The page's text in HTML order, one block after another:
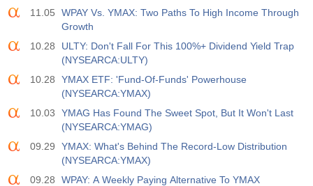
11.05
WPAY Vs. YMAX: Two Paths To High Income Through
Growth
10.28
ULTY: Don't Fall For This 100%+ Dividend Yield Trap
(NYSEARCA:ULTY)
10.28
YMAX ETF: 'Fund-Of-Funds' Powerhouse
(NYSEARCA:YMAX)
10.03
YMAG Has Found The Sweet Spot, But It Won't Last
(NYSEARCA:YMAG)
09.29
YMAX: What's Behind The Record-Low Distribution
(NYSEARCA:YMAX)
09.28
WPAY: A Weekly Paying Alternative To YMAX